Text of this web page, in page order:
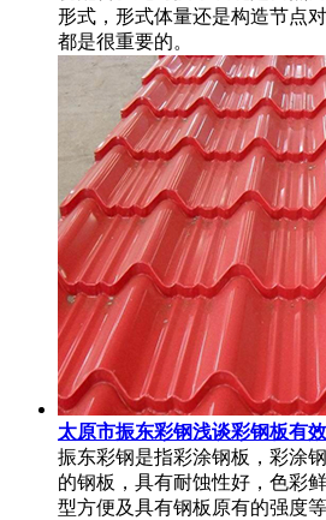
形式，形式体量还是构造节点
都是很重要的。
太原市振东彩钢浅谈彩钢板有
振东彩钢是指彩涂钢板，彩涂
的钢板，具有耐蚀性好，色彩
型方便及具有钢板原有的强度